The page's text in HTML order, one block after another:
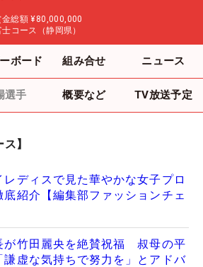
金総額 ¥80,000,000
コース（静岡県）
ボード 組み合せ ニュース
選手 概要など TV放送予定
】
レディスで見た華やかな女子プロ
底紹介【編集部ファッションチェ
が竹田麗央を絶賛祝福 叔母の平
謙虚な気持ちで努力を」とアドバ